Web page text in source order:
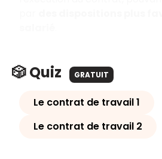
🎲 Quiz GRATUIT
Le contrat de travail 1
Le contrat de travail 2